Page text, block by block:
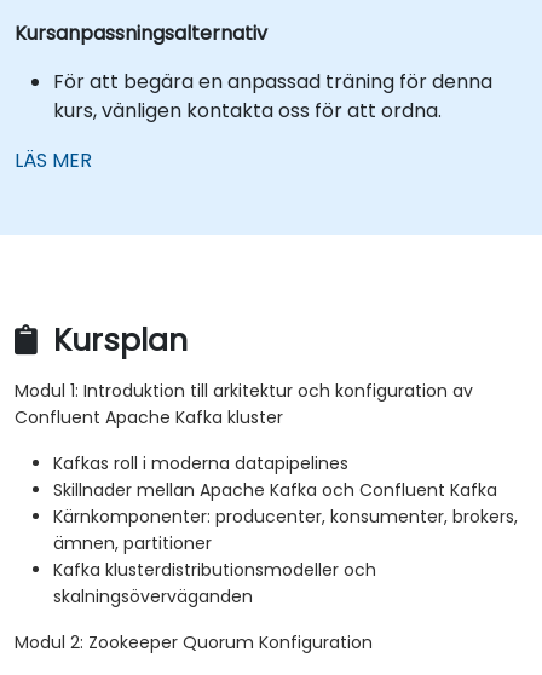
Kursanpassningsalternativ
För att begära en anpassad träning för denna
kurs, vänligen kontakta oss för att ordna.
LÄS MER
Kursplan
Modul 1: Introduktion till arkitektur och konfiguration av
Confluent Apache Kafka kluster
Kafkas roll i moderna datapipelines
Skillnader mellan Apache Kafka och Confluent Kafka
Kärnkomponenter: producenter, konsumenter, brokers,
ämnen, partitioner
Kafka klusterdistributionsmodeller och
skalningsöverväganden
Modul 2: Zookeeper Quorum Konfiguration